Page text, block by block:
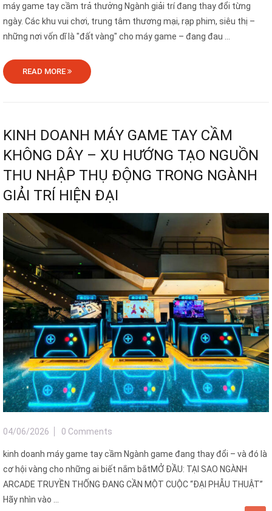
máy game tay cầm trả thưởng Ngành giải trí đang thay đổi từng
ngày. Các khu vui chơi, trung tâm thương mại, rạp phim, siêu thị –
những nơi vốn dĩ là "đất vàng" cho máy game – đang đau ...
READ MORE
KINH DOANH MÁY GAME TAY CẦM
KHÔNG DÂY – XU HƯỚNG TẠO NGUỒN
THU NHẬP THỤ ĐỘNG TRONG NGÀNH
GIẢI TRÍ HIỆN ĐẠI
04/06/2026 0 Comments
kinh doanh máy game tay cầm Ngành game đang thay đổi – và đó là
cơ hội vàng cho những ai biết nắm bắtMỞ ĐẦU: TẠI SAO NGÀNH
ARCADE TRUYỀN THỐNG ĐANG CẦN MỘT CUỘC “ĐẠI PHẪU THUẬT”
Hãy nhìn vào ...